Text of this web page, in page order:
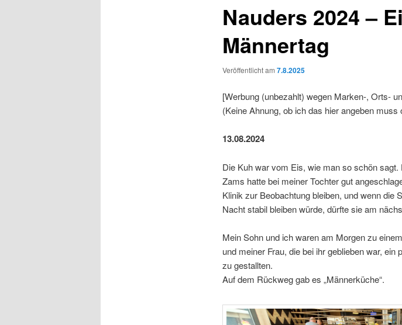
Nauders 2024 –
Männertag
Veröffentlicht am 7.8.2025
[Werbung (unbezahlt) wegen Marken-, Orts-
(Keine Ahnung, ob ich das hier angeben muss
13.08.2024
Die Kuh war vom Eis, wie man so schön
Zams hatte bei meiner Tochter gut
Klinik zur Beobachtung bleiben, und wenn die
Nacht stabil bleiben würde, dürfte sie am
Mein Sohn und ich waren am Morgen zu
und meiner Frau, die bei ihr geblieben war,
zu gestallten.
Auf dem Rückweg gab es „Männerküche“.